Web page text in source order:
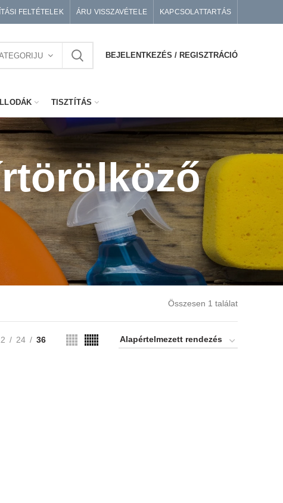
FELTÉTELEK ÁRU VISSZAVÉTELE KAPCSOLATTARTÁS
BEJELENTKEZÉS / REGISZTRÁCIÓ
TISZTÍTÁS
Összesen 1 találat
24 36